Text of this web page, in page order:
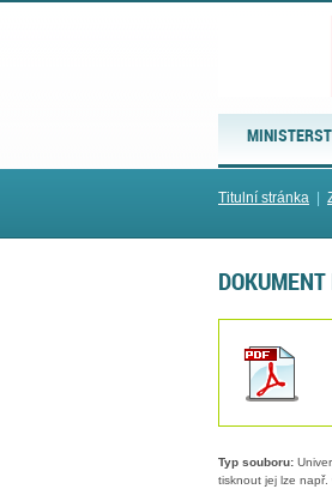
Titulní stránka
Typ souboru:
tisknout jej lze např.